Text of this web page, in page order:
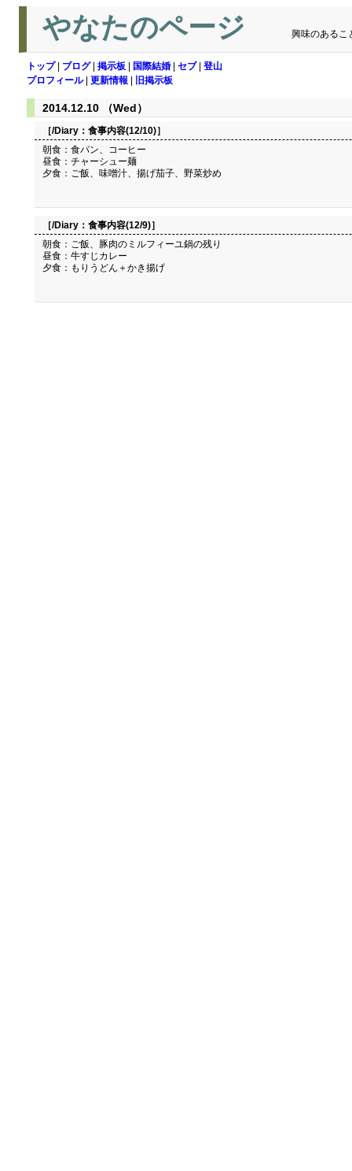
やなたのページ 興味のあるこ
トップ| ブログ| 掲示板 国際結婚 セブ| 登山
プロフィール| 更新情報 旧掲示板
2014.12.10 （Wed）
［/Diary： 食事内容(12/10)］
朝食：食パン、コーヒー
昼食：チャーシュー麺
夕食：ご飯、味噌汁、揚げ茄子、野菜炒め
［/Diary： 食事内容(12/9)］
朝食：ご飯、豚肉のミルフィーユ鍋の残り
昼食：牛すじカレー
夕食：もりうどん＋かき揚げ